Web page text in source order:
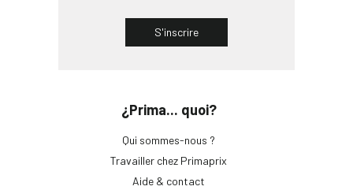
¿Prima... quoi?
Qui sommes-nous ?
Travailler chez Primaprix
Aide & contact
S'inscrire